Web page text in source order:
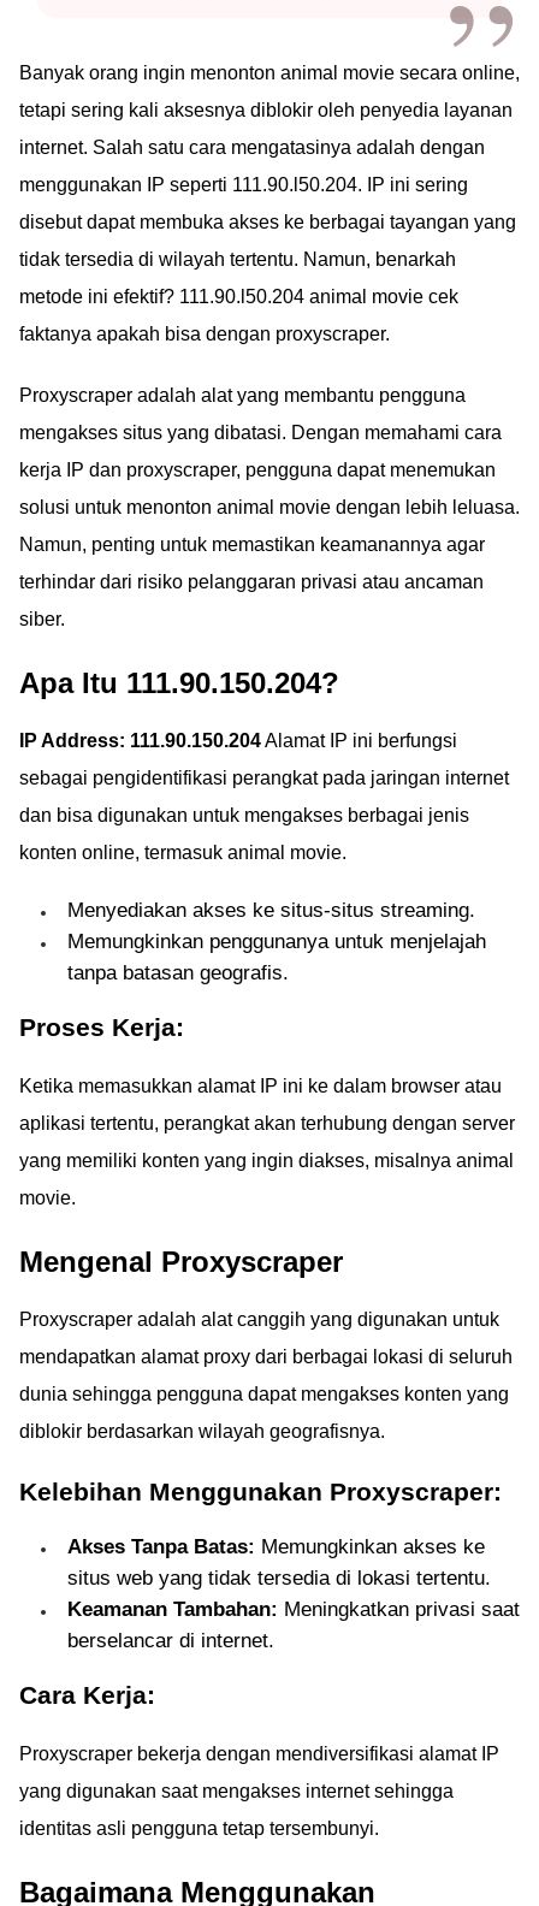
Banyak orang ingin menonton animal movie secara online,
tetapi sering kali aksesnya diblokir oleh penyedia layanan
internet. Salah satu cara mengatasinya adalah dengan
menggunakan IP seperti 111.90.l50.204. IP ini sering
disebut dapat membuka akses ke berbagai tayangan yang
tidak tersedia di wilayah tertentu. Namun, benarkah
metode ini efektif? 111.90.l50.204 animal movie cek
faktanya apakah bisa dengan proxyscraper.
Proxyscraper adalah alat yang membantu pengguna
mengakses situs yang dibatasi. Dengan memahami cara
kerja IP dan proxyscraper, pengguna dapat menemukan
solusi untuk menonton animal movie dengan lebih leluasa.
Namun, penting untuk memastikan keamanannya agar
terhindar dari risiko pelanggaran privasi atau ancaman
siber.
Apa Itu 111.90.150.204?
IP Address: 111.90.150.204Alamat IP ini berfungsi
sebagai pengidentifikasi perangkat pada jaringan internet
dan bisa digunakan untuk mengakses berbagai jenis
konten online, termasuk animal movie.
Menyediakan akses ke situs-situs streaming.
Memungkinkan penggunanya untuk menjelajah
tanpa batasan geografis.
Proses Kerja:
Ketika memasukkan alamat IP ini ke dalam browser atau
aplikasi tertentu, perangkat akan terhubung dengan server
yang memiliki konten yang ingin diakses, misalnya animal
movie.
Mengenal Proxyscraper
Proxyscraper adalah alat canggih yang digunakan untuk
mendapatkan alamat proxy dari berbagai lokasi di seluruh
dunia sehingga pengguna dapat mengakses konten yang
diblokir berdasarkan wilayah geografisnya.
Kelebihan Menggunakan Proxyscraper:
Akses Tanpa Batas: Memungkinkan akses ke
situs web yang tidak tersedia di lokasi tertentu.
Keamanan Tambahan: Meningkatkan privasi saat
berselancar di internet.
Cara Kerja:
Proxyscraper bekerja dengan mendiversifikasi alamat IP
yang digunakan saat mengakses internet sehingga
identitas asli pengguna tetap tersembunyi.
Bagaimana Menggunakan